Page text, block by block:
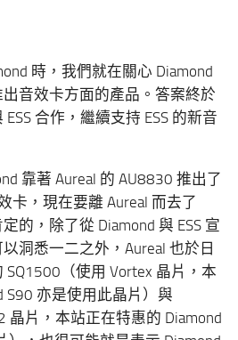
時，我們就在關心 Diamond
音效卡方面的產品。答案終於
合作，繼續支持 ESS 的新音
靠著 Aureal 的 AU8830 推出了
卡，現在要離 Aureal 而去了
的，除了從 Diamond 與 ESS 宣
洞悉一二之外，Aureal 也於日
（使用 Vortex 晶片，本
S90 亦是使用此晶片）與
晶片，本站正在特惠的 Diamond